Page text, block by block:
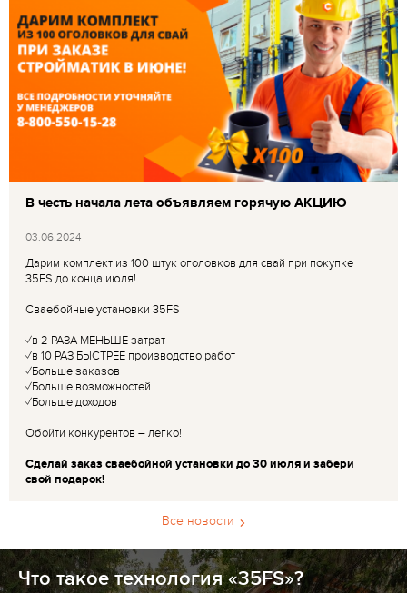
В честь начала лета объявляем горячую АКЦИЮ
03.06.2024
Дарим комплект из 100 штук оголовков для свай при покупке
35FS до конца июля!
Сваебойные установки 35FS
✓в 2 РАЗА МЕНЬШЕ затрат
✓в 10 РАЗ БЫСТРЕЕ производство работ
✓Больше заказов
✓Больше возможностей
✓Больше доходов
Обойти конкурентов – легко!
Сделай заказ сваебойной установки до 30 июля и забери
свой подарок!
Все новости
Что такое технология «35FS»?